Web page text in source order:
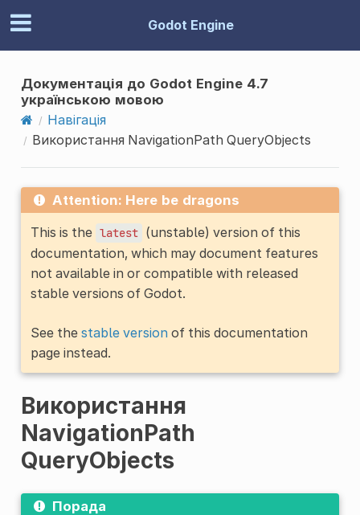
Godot Engine
Документація до Godot Engine 4.7
українською мовою
Навігація
Використання NavigationPath QueryObjects
Attention: Here be dragons
This is the latest (unstable) version of this
documentation, which may document features
not available in or compatible with released
stable versions of Godot.
See the stable versionof this documentation
page instead.
Використання
NavigationPath
QueryObjects
Порада